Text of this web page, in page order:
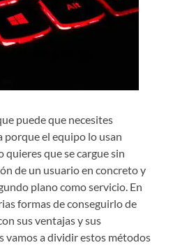
puede que necesites
el equipo lo usan
que se cargue sin
de un usuario en concreto y
plano como servicio. En
formas de conseguirlo de
sus ventajas y sus
vamos a dividir estos métodos